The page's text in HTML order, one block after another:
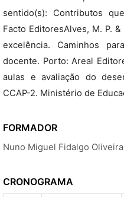
sentido(s): Contributos
Facto EditoresAlves, M. P.
excelência. Caminhos
docente. Porto: Areal
aulas e avaliação do
CCAP-2. Ministério de
FORMADOR
Nuno Miguel Fidalgo
CRONOGRAMA